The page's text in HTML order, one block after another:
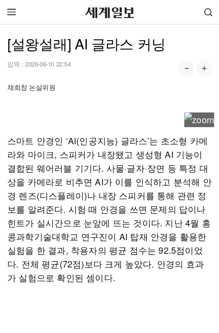
[설왕설래] AI 글라스 커닝
입력 : 2026-06-10 22:54
채희창 논설위원
스마트 안경인 ‘AI(인공지능) 글라스’는 초소형 카메
라와 마이크, 스피커가 내장됐고 생성형 AI 기능이
결합된 웨어러블 기기다. 사물·글자·장면 등 특정 대
상을 카메라로 비추면 AI가 이를 인식하고 분석해 안
경 렌즈(디스플레이)나 내장 스피커를 통해 관련 정
보를 알려준다. 시험 때 안경을 쓰면 문제의 답이나
힌트가 실시간으로 눈앞에 뜨는 것이다. 지난 4월 홍
콩과학기술대학교 연구진이 AI 탑재 안경을 활용한
실험을 한 결과, 착용자의 평균 점수는 92.5점이었
다. 전체 평균(72점)보다 크게 높았다. 안경의 효과
가 실험으로 확인된 셈이다.